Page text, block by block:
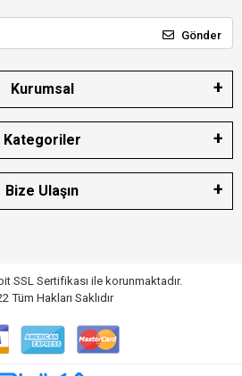
Gönder
Kurumsal
Kategoriler
Bize Ulaşın
SSL Sertifikası ile korunmaktadır.
Tüm Hakları Saklıdır